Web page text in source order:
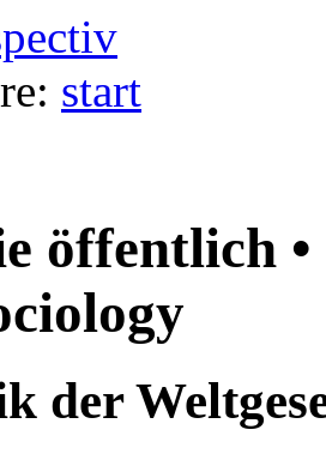
start
öffentlich
der